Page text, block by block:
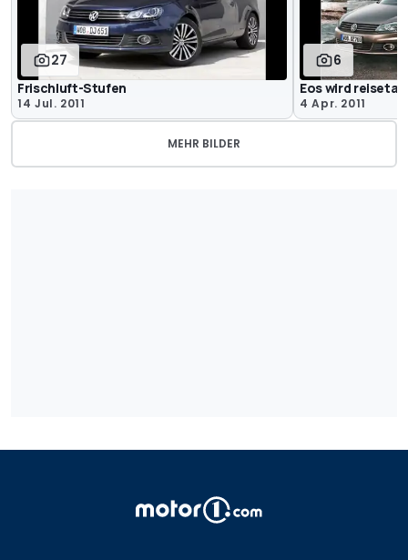
27
Frischluft-Stufen
14 Jul. 2011
6
Eos wird
4 Apr. 2011
MEHR BILDER